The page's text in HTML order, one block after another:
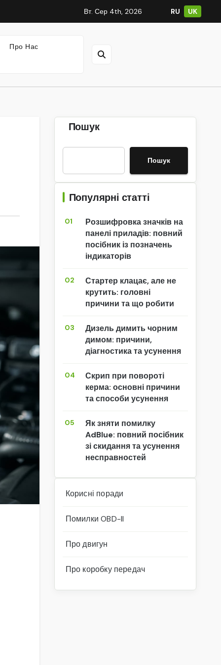
Вт. Сер 4th, 2026 RU UK
Про Нас
Пошук
Пошук
Популярні статті
01
Розшифровка значків на
панелі приладів: повний
посібник із позначень
індикаторів
02
Стартер клацає, але не
крутить: головні
причини та що робити
03
Дизель димить чорним
димом: причини,
діагностика та усунення
04
Скрип при повороті
керма: основні причини
та способи усунення
05
Як зняти помилку
AdBlue: повний посібник
зі скидання та усунення
несправностей
Корисні поради
Помилки OBD-II
Про двигун
Про коробку передач